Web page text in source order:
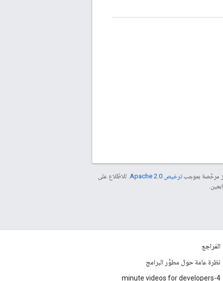
مرخّصة بموجبترخيص Apache 2.0‏
. للاطّلاع على
المَراجع
نظرة عامة حول مطوِّر البرامج
4-minute videos for developers